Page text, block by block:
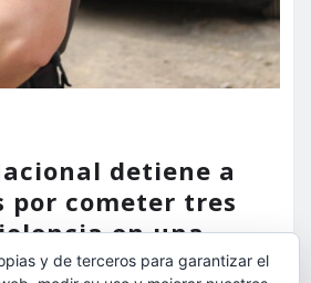
detiene a
por cometer tres
en una
y de terceros para garantizar el